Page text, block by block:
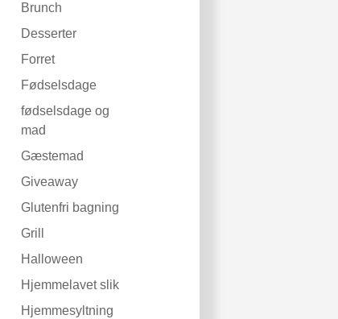
Brunch
Desserter
Forret
Fødselsdage
fødselsdage og
mad
Gæstemad
Giveaway
Glutenfri bagning
Grill
Halloween
Hjemmelavet slik
Hjemmesyltning